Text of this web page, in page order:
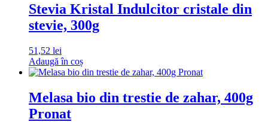
Stevia Kristal Indulcitor cristale din
stevie, 300g
51,52 lei
Adaugă în coș
Melasa bio din trestie de zahar, 400g
Pronat